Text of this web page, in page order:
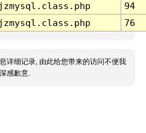
94
76
详细记录, 由此给您带来的访问不便我
感歉意.